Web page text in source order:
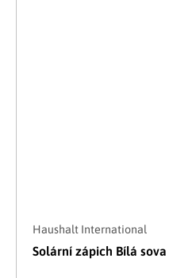
Haushalt International
Solární zápich Bílá sova